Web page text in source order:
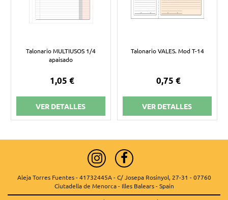
Talonario MULTIUSOS 1/4
apaisado
1,05 €
VER DETALLES
Talonario VALES. Mod T-14
0,75 €
VER DETALLES
Aleja Torres Fuentes - 41732445A - C/ Josepa Rosinyol, 27-31 - 07760
Ciutadella de Menorca - Illes Balears - Spain